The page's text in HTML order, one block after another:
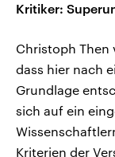
Kritiker:
Christoph Then
dass hier nach
Grundlage
sich auf ein
Kriterien der